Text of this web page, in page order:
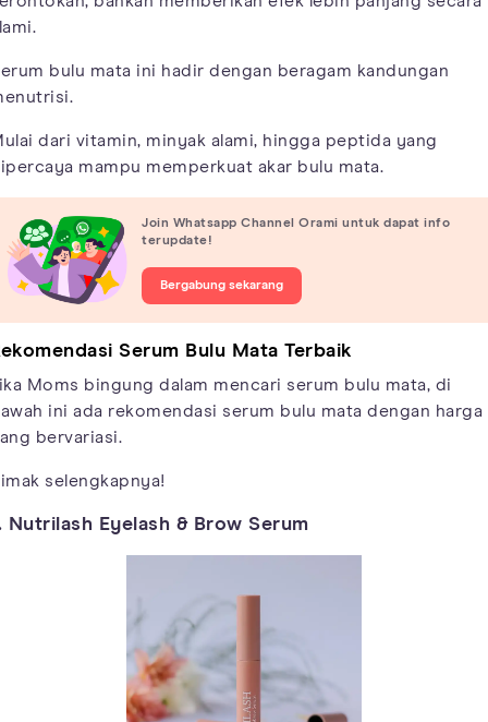
bulu mata ini hadir dengan beragam kandungan
dari vitamin, minyak alami, hingga peptida yang
mampu memperkuat akar bulu mata.
Join Whatsapp Channel Orami untuk dapat info
terupdate!
Bergabung sekarang
Serum Bulu Mata Terbaik
Moms bingung dalam mencari serum bulu mata, di
ini ada rekomendasi serum bulu mata dengan harga
bervariasi.
selengkapnya!
Nutrilash Eyelash & Brow Serum